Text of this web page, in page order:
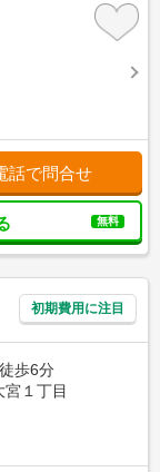
話で問合せ
無料
初期費用に注目
歩6分
１丁目